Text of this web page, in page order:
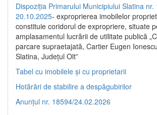
Dispoziția Primarului Municipiului Slatina nr.
20.10.2025- exproprierea imobilelor
constituie coridorul de expropriere, situate
amplasamentul lucrării de utilitate publică
parcare supraetajată, Cartier Eugen
Slatina, Județul Olt”
Tabel cu imobilele și cu proprietarii
Hotărâri de stabilire a despăgubirilor
Anunțul nr. 18594/24.02.2026